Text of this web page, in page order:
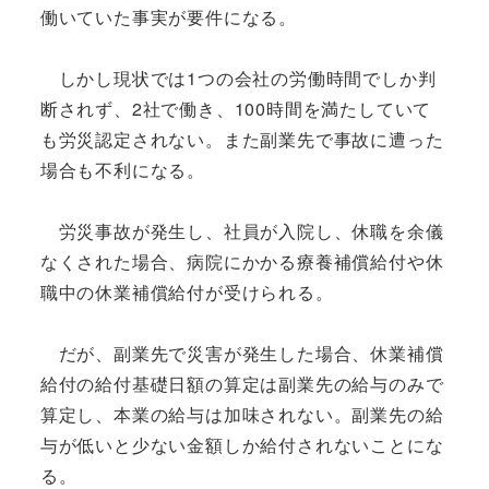
働いていた事実が要件になる。
しかし現状では1つの会社の労働時間でしか判
断されず、2社で働き、100時間を満たしていて
も労災認定されない。また副業先で事故に遭った
場合も不利になる。
労災事故が発生し、社員が入院し、休職を余儀
なくされた場合、病院にかかる療養補償給付や休
職中の休業補償給付が受けられる。
だが、副業先で災害が発生した場合、休業補償
給付の給付基礎日額の算定は副業先の給与のみで
算定し、本業の給与は加味されない。副業先の給
与が低いと少ない金額しか給付されないことにな
る。